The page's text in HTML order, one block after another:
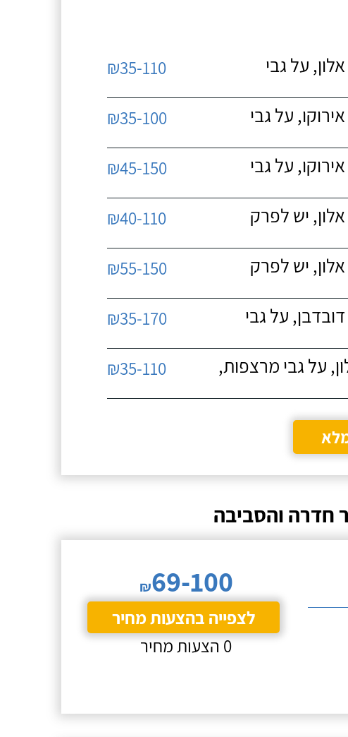
על גבי
₪35-110
על גבי
₪35-100
על גבי
₪45-150
יש לפרק
₪40-110
יש לפרק
₪55-150
על גבי
₪35-170
על גבי מרצפות,
₪35-110
חדרה והסביבה
₪69-100
לצפייה בהצעות מחיר
0 הצעות מחיר